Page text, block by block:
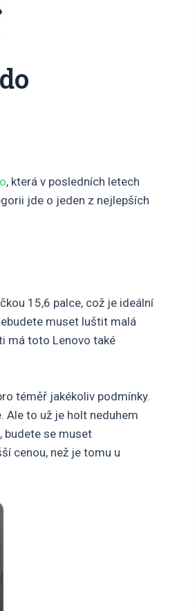
, která v posledních letech
jde o jeden z nejlepších
15,6 palce, což je ideální
muset luštit malá
má toto Lenovo také
téměř jakékoliv podmínky.
Ale to už je holt neduhem
budete se muset
cenou, než je tomu u